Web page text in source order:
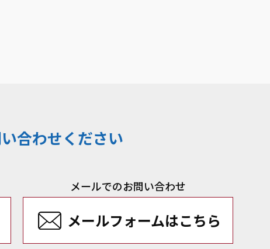
合わせください
メールでのお問い合わせ
メールフォームはこちら